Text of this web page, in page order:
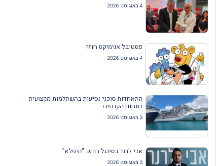
4 באוגוסט 2026
פסטיבל אנימיקס חוזר
4 באוגוסט 2026
התאחדות סוכני נסיעות בהשתלמות מקצועית
בתחום הקרוזים
3 באוגוסט 2026
אבי לרנר בסינגל חדש: "היפלא"
3 באוגוסט 2026